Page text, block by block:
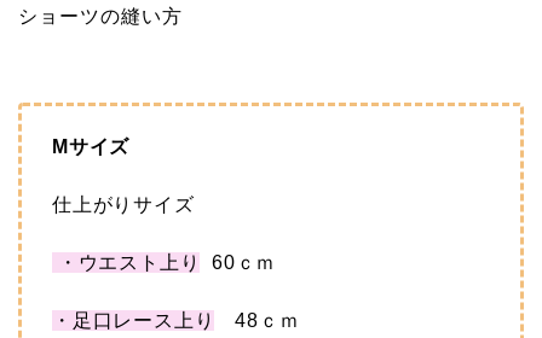
ショーツの縫い方
Mサイズ
仕上がりサイズ
・ウエスト上り 60ｃｍ
・足口レース上り 48ｃｍ